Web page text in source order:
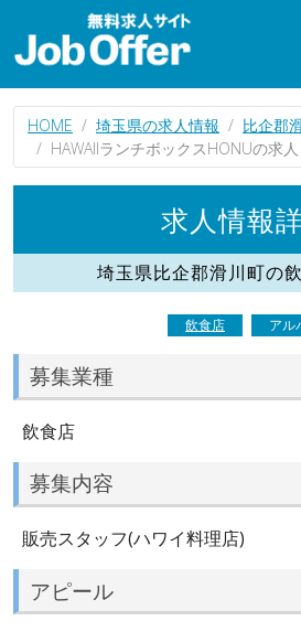
HOME 埼玉県の求人情報
比企郡
HAWAIIランチボックスHONUの求人
求人情報
埼玉県比企郡滑川町の
飲食店 アル
募集業種
飲食店
募集内容
販売スタッフ(ハワイ料理店)
アピール